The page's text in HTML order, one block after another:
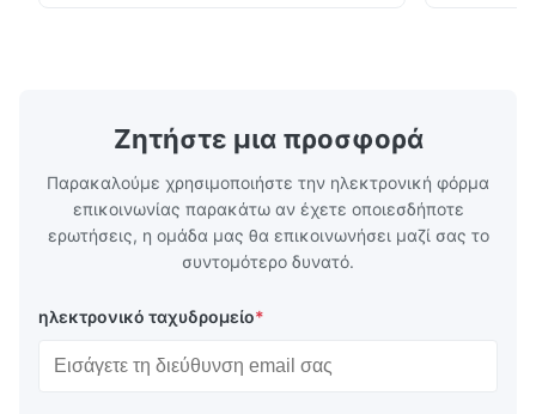
Ζητήστε μια προσφορά
Παρακαλούμε χρησιμοποιήστε την ηλεκτρονική φόρμα
επικοινωνίας παρακάτω αν έχετε οποιεσδήποτε
ερωτήσεις, η ομάδα μας θα επικοινωνήσει μαζί σας το
συντομότερο δυνατό.
ηλεκτρονικό ταχυδρομείο*